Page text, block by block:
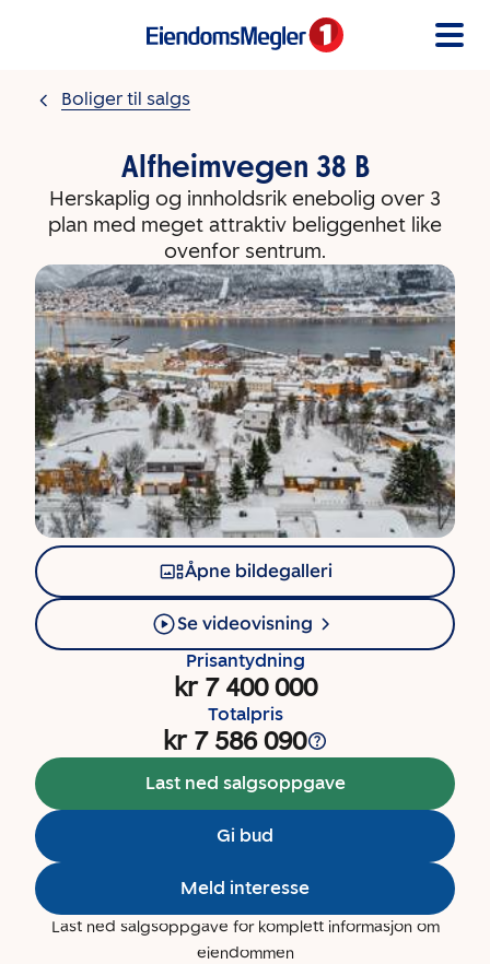
Boliger til salgs
Alfheimvegen 38 B
Herskaplig og innholdsrik enebolig over 3
plan med meget attraktiv beliggenhet like
ovenfor sentrum.
Åpne bildegalleri
Se videovisning
Prisantydning
kr 7 400 000
Totalpris
kr 7 586 090
Last ned salgsoppgave
Gi bud
Meld interesse
Last ned salgsoppgave for komplett informasjon om
eiendommen